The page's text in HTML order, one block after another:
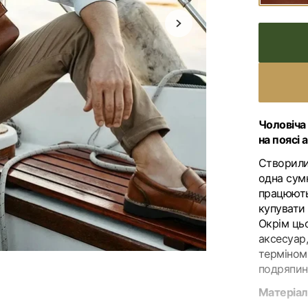
Скрутки для художників
HORECA ДОГЛЯД ЗА ШКІРОЮ
Відкрити
на поясі
одна
Окрім
терміном